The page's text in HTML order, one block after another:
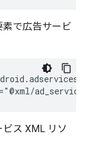
素で広告サービ
ス XML リソ